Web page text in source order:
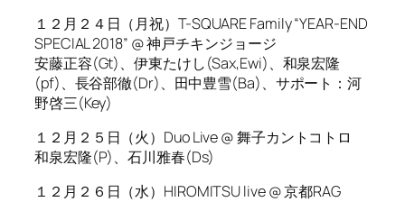
１２月２４日（月祝）T-SQUARE Family “YEAR-END
SPECIAL 2018” @ 神戸チキンジョージ
安藤正容(Gt)、伊東たけし(Sax,Ewi)、和泉宏隆
(pf)、長谷部徹(Dr)、田中豊雪(Ba)、サポート：河
野啓三(Key)
１２月２５日（火）Duo Live @ 舞子カントコトロ
和泉宏隆(P)、石川雅春(Ds)
１２月２６日（水）HIROMITSU live @ 京都RAG